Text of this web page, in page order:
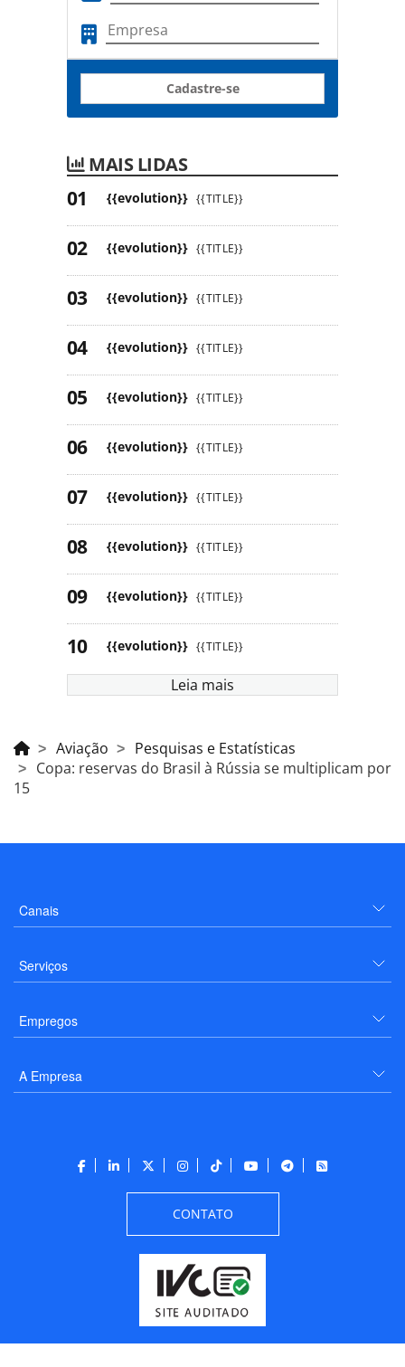
Cadastre-se
MAIS LIDAS
{{evolution}} {{TITLE}}
{{evolution}} {{TITLE}}
{{evolution}} {{TITLE}}
{{evolution}} {{TITLE}}
{{evolution}} {{TITLE}}
{{evolution}} {{TITLE}}
{{evolution}} {{TITLE}}
{{evolution}} {{TITLE}}
{{evolution}} {{TITLE}}
{{evolution}} {{TITLE}}
Leia mais
Aviação
Pesquisas e Estatísticas
Copa: reservas do Brasil à Rússia se multiplicam por
15
Canais
Serviços
Empregos
A Empresa
CONTATO